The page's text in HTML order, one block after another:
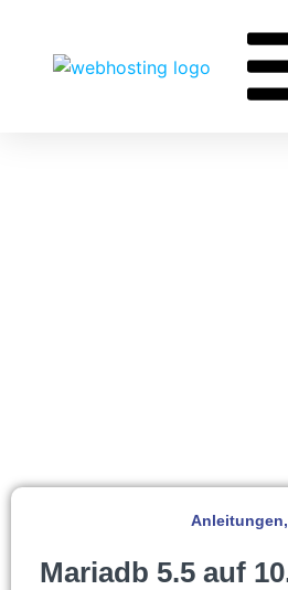
Anleitungen,
Mariadb 5.5 auf